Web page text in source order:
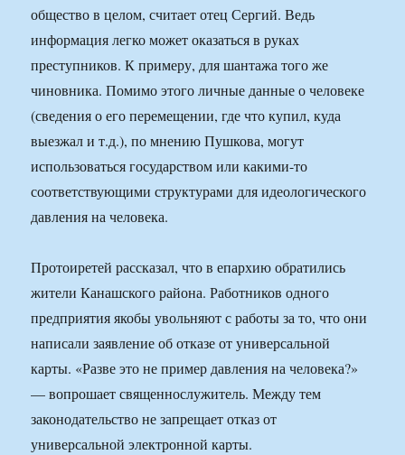
общество в целом, считает отец Сергий. Ведь
информация легко может оказаться в руках
преступников. К примеру, для шантажа того же
чиновника. Помимо этого личные данные о человеке
(сведения о его перемещении, где что купил, куда
выезжал и т.д.), по мнению Пушкова, могут
использоваться государством или какими-то
соответствующими структурами для идеологического
давления на человека.
Протоиретей рассказал, что в епархию обратились
жители Канашского района. Работников одного
предприятия якобы увольняют с работы за то, что они
написали заявление об отказе от универсальной
карты. «Разве это не пример давления на человека?»
— вопрошает священнослужитель. Между тем
законодательство не запрещает отказ от
универсальной электронной карты.